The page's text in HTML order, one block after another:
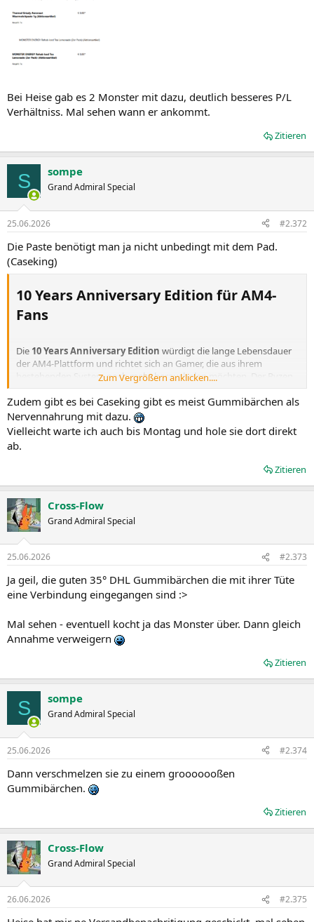
Bei Heise gab es 2 Monster mit dazu, deutlich besseres P/L
Verhältniss. Mal sehen wann er ankommt.
Zitieren
S sompe
Grand Admiral Special
25.06.2026 #2.372
Die Paste benötigt man ja nicht unbedingt mit dem Pad.
(Caseking)
10 Years Anniversary Edition für AM4-
Fans​
Die 10 Years Anniversary Edition würdigt die lange Lebensdauer
der AM4-Plattform und richtet sich an Gamer, die aus ihrem
bestehenden System noch mehr herausholen möchten. Der Ryzen
7 5800X3D kombiniert die Gaming-Leistung der X3D-Serie mit einer
Plattform, die sich über viele Jahre als flexible Basis für Gaming-PCs
etabliert hat.
Jeder
Wärmeleitpad unterstützt eine zuverlässige Wärmeübertragung
zwischen Prozessor und CPU-Kühler und erleichtert dir den Einbau,
da keine separate Wärmeleitpaste aufgetragen werden muss.
Zum Vergrößern anklicken....
Zudem gibt es bei Caseking gibt es meist Gummibärchen als
Nervennahrung mit dazu.
Vielleicht warte ich auch bis Montag und hole sie dort direkt
ab.
Zitieren
Cross-Flow
Grand Admiral Special
25.06.2026 #2.373
Ja geil, die guten 35° DHL Gummibärchen die mit ihrer Tüte
eine Verbindung eingegangen sind :>
Mal sehen - eventuell kocht ja das Monster über. Dann gleich
Annahme verweigern
Zitieren
S sompe
Grand Admiral Special
25.06.2026 #2.374
Dann verschmelzen sie zu einem grooooooßen
Gummibärchen.
Zitieren
Cross-Flow
Grand Admiral Special
26.06.2026 #2.375